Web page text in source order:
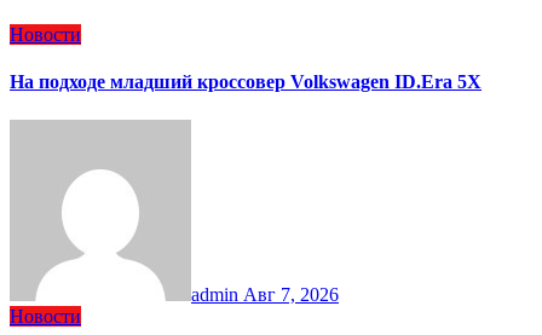
Новости
На подходе младший кроссовер Volkswagen ID.Era 5X
admin Авг 7, 2026
Новости